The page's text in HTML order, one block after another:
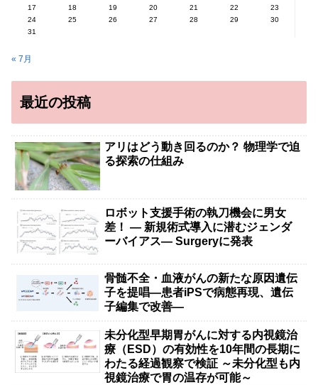
17
18 19 20 21 22
23
24
25 26 27 28 29
30
31
« 7月
最近の投稿
アリはどう動き回るのか？ 物理学で迫
る探索の仕組み
ロボット支援手術の執刀機会に男女
差！ — 新規術式導入に潜むジェンダ
ーバイアス— Surgeryに発表
骨髄不全・血液がんの新たな原因遺伝
子を提唱―患者iPSで病態再現、遺伝
子編集で改善―
未分化型早期胃がんに対する内視鏡治
療（ESD）の有効性を10年間の長期に
わたる経過観察で検証 ～未分化型も内
視鏡治療で胃の温存が可能～